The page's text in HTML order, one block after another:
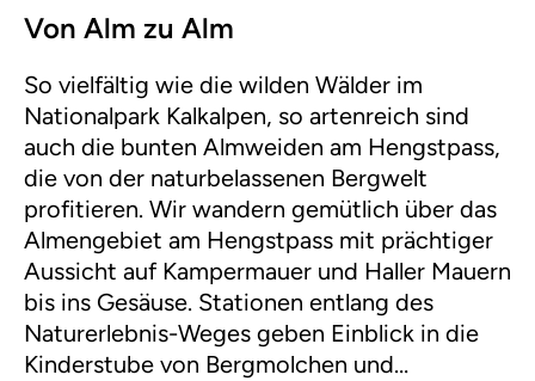
Von Alm zu Alm
So vielfältig wie die wilden Wälder im
Nationalpark Kalkalpen, so artenreich sind
auch die bunten Almweiden am Hengstpass,
die von der naturbelassenen Bergwelt
profitieren. Wir wandern gemütlich über das
Almengebiet am Hengstpass mit prächtiger
Aussicht auf Kampermauer und Haller Mauern
bis ins Gesäuse. Stationen entlang des
Naturerlebnis-Weges geben Einblick in die
Kinderstube von Bergmolchen und